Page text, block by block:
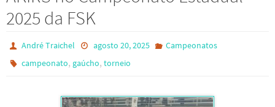
2025 da FSK
André Traichel agosto 20, 2025
Campeonatos
campeonato, gaúcho,torneio